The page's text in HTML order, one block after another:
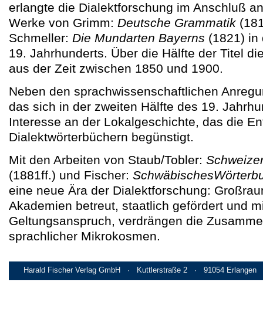
erlangte die Dialektforschung im Anschluß
Werke von Grimm: Deutsche Grammatik
Schmeller: Die Mundarten Bayerns (1821) in
19. Jahrhunderts. Über die Hälfte der Titel
aus der Zeit zwischen 1850 und 1900.
Neben den sprachwissenschaftlichen
das sich in der zweiten Hälfte des 19.
Interesse an der Lokalgeschichte, das die
Dialektwörterbüchern begünstigt.
Mit den Arbeiten von Staub/Tobler:
(1881ff.) und Fischer:
eine neue Ära der Dialektforschung:
Akademien betreut, staatlich gefördert und
Geltungsanspruch, verdrängen die
sprachlicher Mikrokosmen.
Harald Fischer Verlag GmbH · Kuttlerstraße 2 · 91054